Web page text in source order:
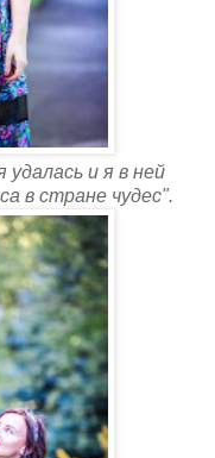
и я в ней
в стране чудес".